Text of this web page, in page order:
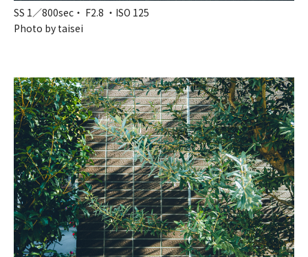
SS 1／800sec・ F2.8 ・ISO 125
Photo by taisei